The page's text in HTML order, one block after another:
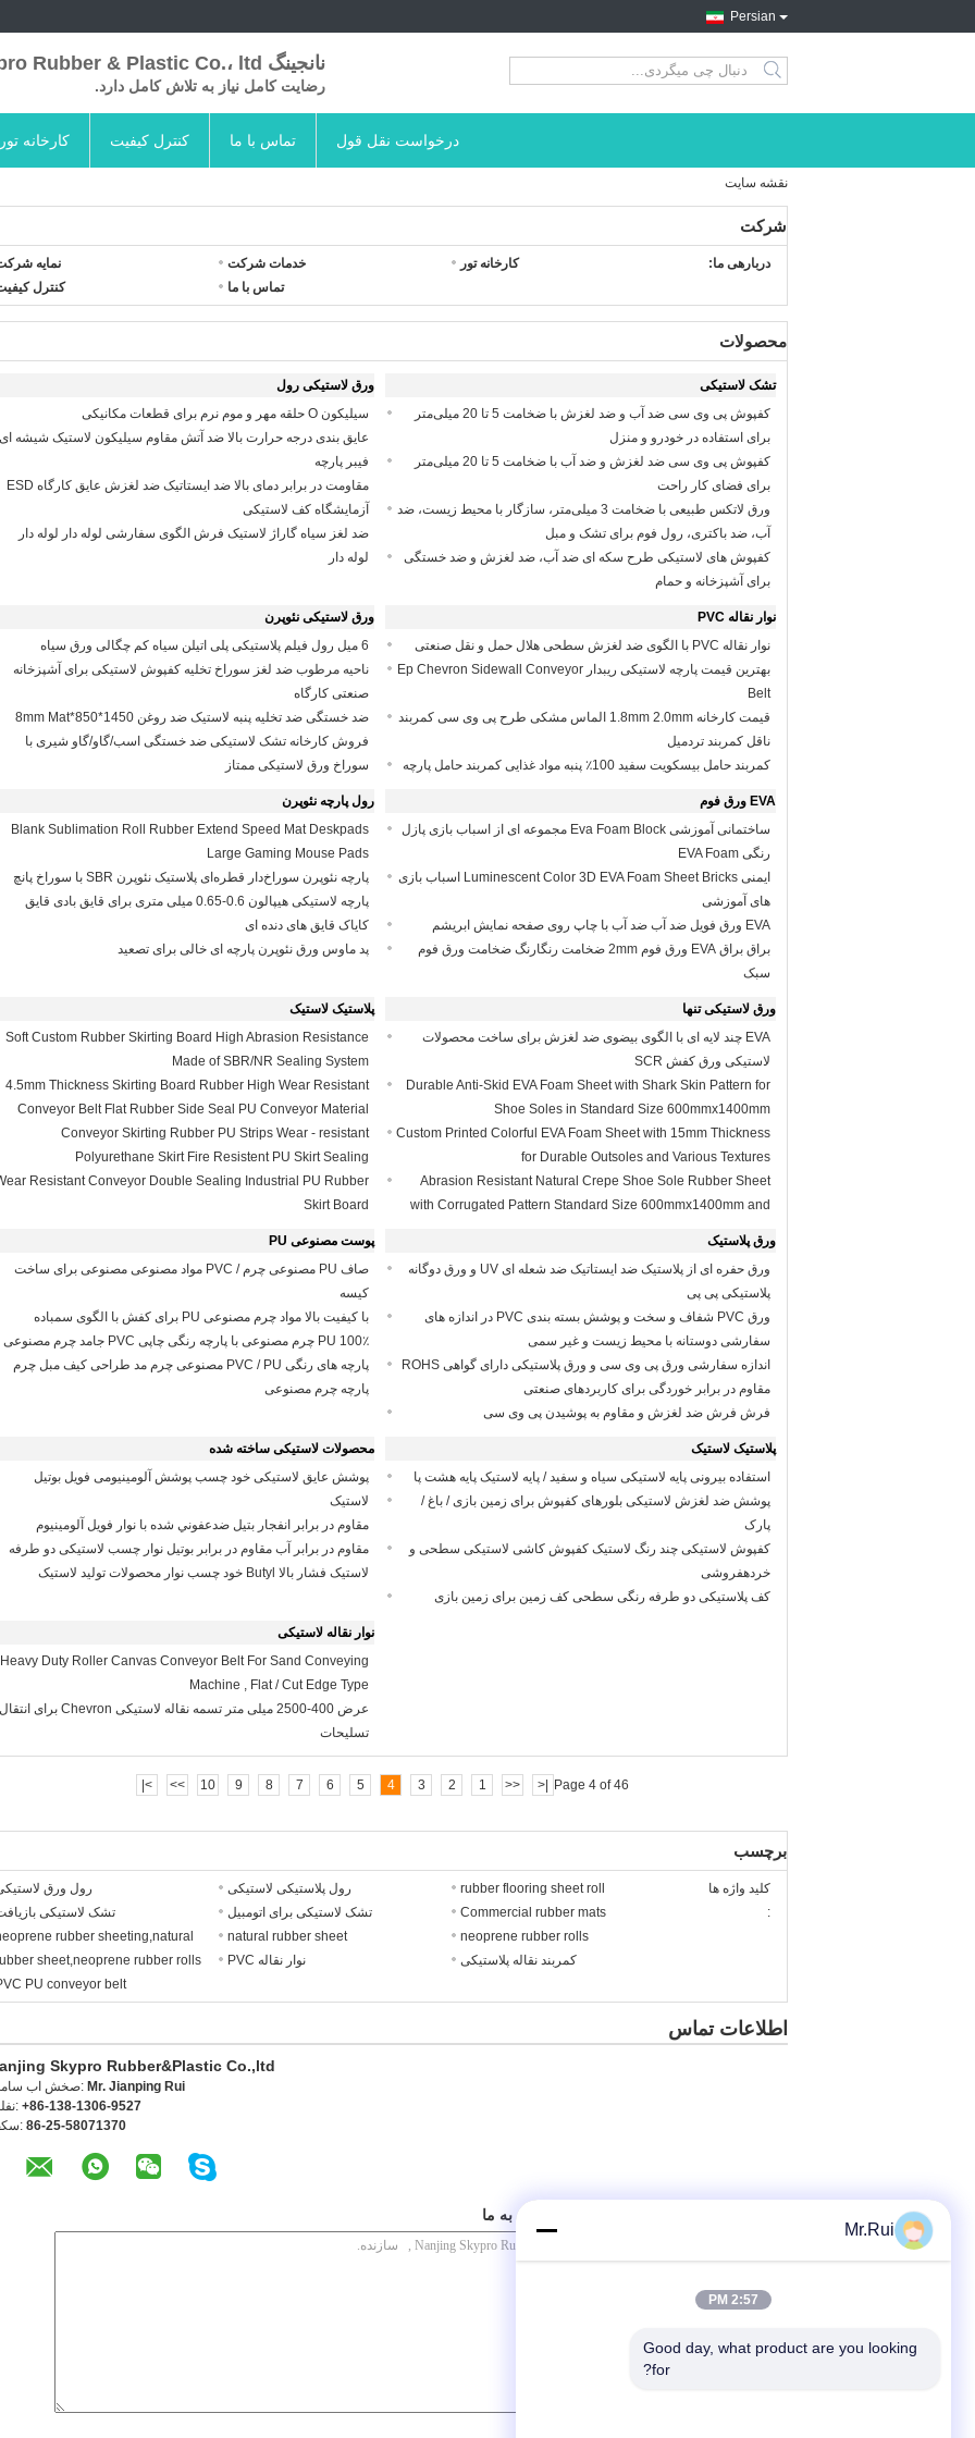
Persian
نانجینگ Skypro Rubber & Plastic Co.، ltd
رضایت کامل نیاز به تلاش کامل دارد. search
کارخانه تور کنترل کیفیت تماس با ما درخواست نقل قول
نقشه سایت
شرکت
دربارهی ما: نمایه خدمات شرکت
کارخانه تور
کنترل
تماس با ما
محصولات
ورق لاستیکی رول
سیلیکون O حلقه مهر و موم نرم برای قطعات مکانیکی
عایق بندی درجه حرارت بالا ضد آتش مقاوم سیلیکون لاستیک شیشه ای
فیبر پارچه
مقاومت در برابر دمای بالا ضد ایستاتیک ضد لغزش عایق کارگاه ESD
آزمایشگاه کف لاستیکی
ضد لغز سیاه گاراژ لاستیک فرش الگوی سفارشی لوله دار لوله دار
لوله دار
تشک لاستیکی
کفپوش پی وی سی ضد آب و ضد لغزش با ضخامت 5 تا 20 میلی‌متر
برای استفاده در خودرو و منزل
کفپوش پی وی سی ضد لغزش و ضد آب با ضخامت 5 تا 20 میلی‌متر
برای فضای کار راحت
ورق لاتکس طبیعی با ضخامت 3 میلی‌متر، سازگار با محیط زیست، ضد
آب، ضد باکتری، رول فوم برای تشک و مبل
کفپوش های لاستیکی طرح سکه ای ضد آب، ضد لغزش و ضد خستگی
برای آشپزخانه و حمام
ورق لاستیکی نئوپرن
6 میل رول فیلم پلاستیکی پلی اتیلن سیاه کم چگالی ورق سیاه
ناحیه مرطوب ضد لغز سوراخ تخلیه کفپوش لاستیکی برای آشپزخانه
صنعتی کارگاه
ضد خستگی ضد تخلیه پنبه لاستیک ضد روغن 1450*850*8mm Mat
فروش کارخانه تشک لاستیکی ضد خستگی اسب/گاو/گاو شیری با
سوراخ ورق لاستیکی ممتاز
نوار نقاله PVC
نوار نقاله PVC با الگوی ضد لغزش سطحی هلال حمل و نقل صنعتی
بهترین قیمت پارچه لاستیکی ریبدار Ep Chevron Sidewall Conveyor
Belt
قیمت کارخانه 1.8mm 2.0mm الماس مشکی طرح پی وی سی کمربند
ناقل کمربند تردمیل
کمربند حامل بیسکویت سفید 100٪ پنبه مواد غذایی کمربند حامل پارچه
رول پارچه نئوپرن
Blank Sublimation Roll Rubber Extend Speed ​​Mat Deskpads
Large Gaming Mouse Pads
پارچه نئوپرن سوراخ‌دار قطره‌ای پلاستیک نئوپرن SBR با سوراخ پانچ
پارچه لاستیکی هیپالون 0.6-0.65 میلی متری برای قایق بادی قایق
کایاک قایق های دنده ای
پد ماوس ورق نئوپرن پارچه ای خالی برای تصعید
EVA ورق فوم
ساختمانی آموزشی Eva Foam Block مجموعه ای از اسباب بازی پازل
رنگی EVA Foam
ایمنی Luminescent Color 3D EVA Foam Sheet Bricks اسباب بازی
های آموزشی
EVA ورق فویل ضد آب ضد آب با چاپ روی صفحه نمایش ابریشم
براق براق EVA ورق فوم 2mm ضخامت رنگارنگ ضخامت ورق فوم
سبک
پلاستیک لاستیک
Soft Custom Rubber Skirting Board High Abrasion Resistance
Made of SBR/NR Sealing System
4.5mm Thickness Skirting Board Rubber High Wear Resistant
Conveyor Belt Flat Rubber Side Seal PU Conveyor Material
Conveyor Skirting Rubber PU Strips Wear - resistant
Polyurethane Skirt Fire Resistent PU Skirt Sealing
Resistant Conveyor Double Sealing Industrial PU Rubber
Skirt Board
ورق لاستیکی تنها
EVA چند لایه ای با الگوی بیضوی ضد لغزش برای ساخت محصولات
لاستیکی ورق کفش SCR
Durable Anti-Skid EVA Foam Sheet with Shark Skin Pattern for
Shoe Soles in Standard Size 600mmx1400mm
Custom Printed Colorful EVA Foam Sheet with 15mm Thickness
for Durable Outsoles and Various Textures
Abrasion Resistant Natural Crepe Shoe Sole Rubber Sheet
with Corrugated Pattern Standard Size 600mmx1400mm and
پوست مصنوعی PU
صاف PU مصنوعی چرم / PVC مواد مصنوعی مصنوعی برای ساخت
کیسه
با کیفیت بالا مواد چرم مصنوعی PU برای کفش با الگوی سمباده
100٪ PU چرم مصنوعی با پارچه رنگی چاپی PVC جامد چرم مصنوعی
پارچه های رنگی PVC / PU مصنوعی چرم مد طراحی کیف مبل چرم
پارچه چرم مصنوعی
ورق پلاستیک
ورق حفره ای از پلاستیک ضد ایستاتیک ضد شعله ای UV و ورق دوگانه
پلاستیکی پی پی
ورق PVC شفاف و سخت و پوشش بسته بندی PVC در اندازه های
سفارشی دوستانه با محیط زیست و غیر سمی
اندازه سفارشی ورق پی وی سی و ورق پلاستیکی دارای گواهی ROHS
مقاوم در برابر خوردگی برای کاربردهای صنعتی
فرش فرش ضد لغزش و مقاوم به پوشیدن پی وی سی
محصولات لاستیکی ساخته شده
پوشش عایق لاستیکی خود چسب پوشش آلومینیومی فویل بوتیل
لاستیک
مقاوم در برابر انفجار بتيل ضدعفوني شده با نوار فويل آلومينيوم
مقاوم در برابر آب مقاوم در برابر بوتیل نوار چسب لاستیکی دو طرفه
لاستیک فشار بالا Butyl خود چسب نوار محصولات تولید لاستیک
پلاستیک لاستیک
استفاده بیرونی پایه لاستیکی سیاه و سفید / پایه لاستیک پایه هشت پا
پوشش ضد لغزش لاستیکی بلورهای کفپوش برای زمین بازی / باغ /
پارک
کفپوش لاستیکی چند رنگ لاستیک کفپوش کاشی لاستیکی سطحی و
خردهفروشی
کف پلاستیکی دو طرفه رنگی سطحی کف زمین برای زمین بازی
نوار نقاله لاستیکی
Heavy Duty Roller Canvas Conveyor Belt For Sand Conveying
Machine , Flat / Cut Edge Type
عرض 400-2500 میلی متر تسمه نقاله لاستیکی Chevron برای انتقال
تسلیحات
Page 4 of 46
|<
<<
1
2
3
4
5
6
7
8
9
10
>>
>|
برچسب
کلید واژه ها
:
رول ورق رول پلاستیکی لاستیکی
rubber flooring sheet roll
تشک لاستیکی
تشک لاستیکی برای اتومبیل
Commercial rubber mats
rubber sheeting,natural
sheet,neoprene rubber rolls
natural rubber sheet
neoprene rubber rolls
نوار نقاله PVC
کمربند نقاله پلاستیکی
PU conveyor belt
اطلاعات تماس
Skypro Rubber&Plastic Co.,ltd
تماس با Mr. Jianping Rui
+86-138-1306-9527
86-25-58071370
ارسال درخواست خود را به طور مستقیم به ما
Mr.Rui
2:57 PM
Good day, what product are you looking
for?